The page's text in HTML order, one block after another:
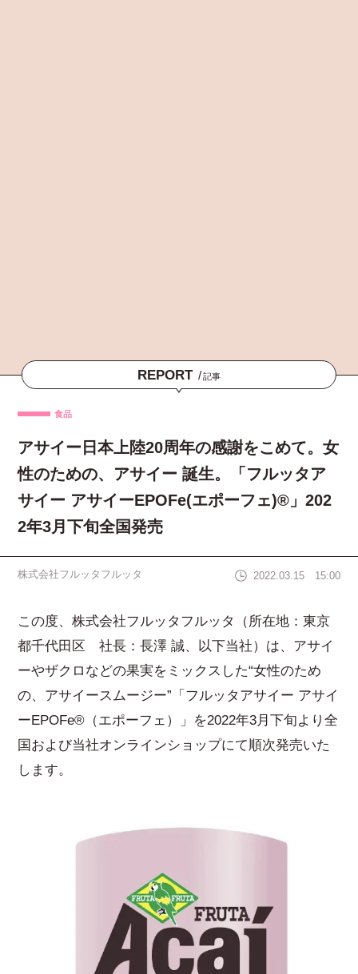
REPORT /記事
食品
アサイー日本上陸20周年の感謝をこめて。女
性のための、アサイー 誕生。「フルッタア
サイー アサイーEPOFe(エポーフェ)®」202
2年3月下旬全国発売
株式会社フルッタフルッタ 2022.03.15 15:00
この度、株式会社フルッタフルッタ（所在地：東京
都千代田区 社長：長澤 誠、以下当社）は、アサイ
ーやザクロなどの果実をミックスした“女性のため
の、アサイースムージー”「フルッタアサイー アサイ
ーEPOFe®（エポーフェ）」を2022年3月下旬より全
国および当社オンラインショップにて順次発売いた
します。